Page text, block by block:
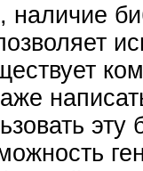
наличие